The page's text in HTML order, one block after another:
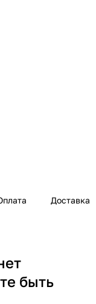
Доставка
быть